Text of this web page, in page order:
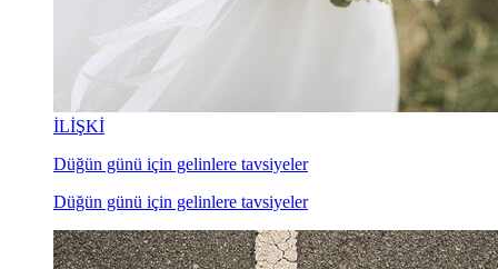
İLİŞKİ
Düğün günü için gelinlere tavsiyeler
Düğün günü için gelinlere tavsiyeler